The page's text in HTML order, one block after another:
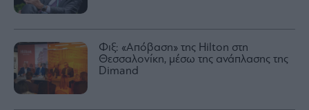
Φιξ: «Απόβαση» της Hilton στη
Θεσσαλονίκη, μέσω της ανάπλασης της
Dimand